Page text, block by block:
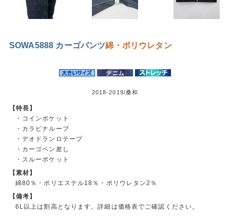
SOWA5888 カーゴパンツ綿・ポリウレタン
2018-2019/桑和
【特長】
・コインポケット
・カラビナループ
・デオドランロテープ
・カーゴペン差し
・スルーポケット
【素材】
綿80％・ポリエステル18％・ポリウレタン2％
【備考】
6L以上は割高となります。詳細は価格表でご確認ください。